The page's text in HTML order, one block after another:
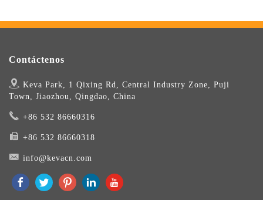
Contáctenos
Keva Park, 1 Qixing Rd, Central Industry Zone, Puji
Town, Jiaozhou, Qingdao, China
+86 532 86660316
+86 532 86660318
info@kevacn.com